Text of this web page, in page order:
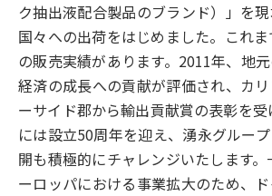
ク抽出液配合製品のブランド）」を
国々への出荷をはじめました。これ
の販売実績があります。2011年、地
経済の成長への貢献が評価され、カ
ーサイド郡から輸出貢献賞の表彰を
には設立50周年を迎え、湧永グルー
開も積極的にチャレンジいたします
ーロッパにおける事業拡大のため、